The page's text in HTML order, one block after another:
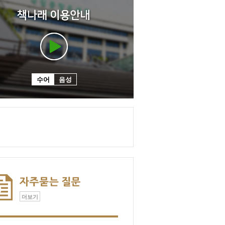
수어 음성
더보기